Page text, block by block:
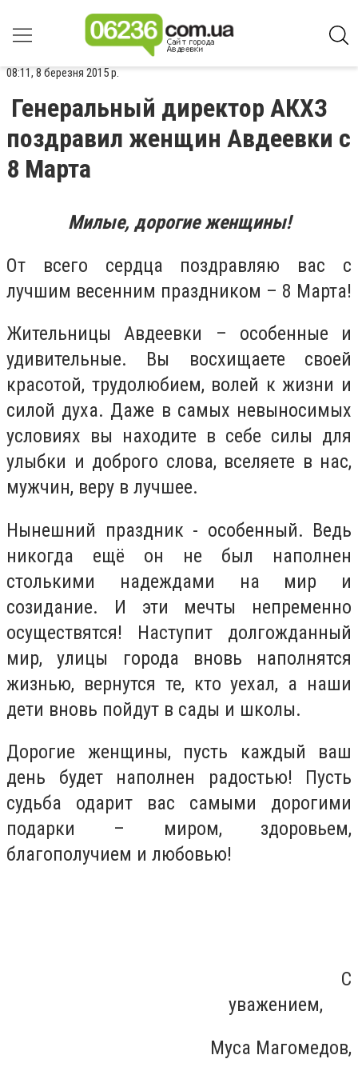
08:11, 8 березня 2015 р.
Генеральный директор АКХЗ
поздравил женщин Авдеевки с
8 Марта
Милые, дорогие женщины!
От всего сердца поздравляю вас с
лучшим весенним праздником – 8 Марта!
Жительницы Авдеевки – особенные и
удивительные. Вы восхищаете своей
красотой, трудолюбием, волей к жизни и
силой духа. Даже в самых невыносимых
условиях вы находите в себе силы для
улыбки и доброго слова, вселяете в нас,
мужчин, веру в лучшее.
Нынешний праздник - особенный. Ведь
никогда ещё он не был наполнен
столькими надеждами на мир и
созидание. И эти мечты непременно
осуществятся! Наступит долгожданный
мир, улицы города вновь наполнятся
жизнью, вернутся те, кто уехал, а наши
дети вновь пойдут в сады и школы.
Дорогие женщины, пусть каждый ваш
день будет наполнен радостью! Пусть
судьба одарит вас самыми дорогими
подарки – миром, здоровьем,
благополучием и любовью!
С
уважением,
Муса Магомедов,